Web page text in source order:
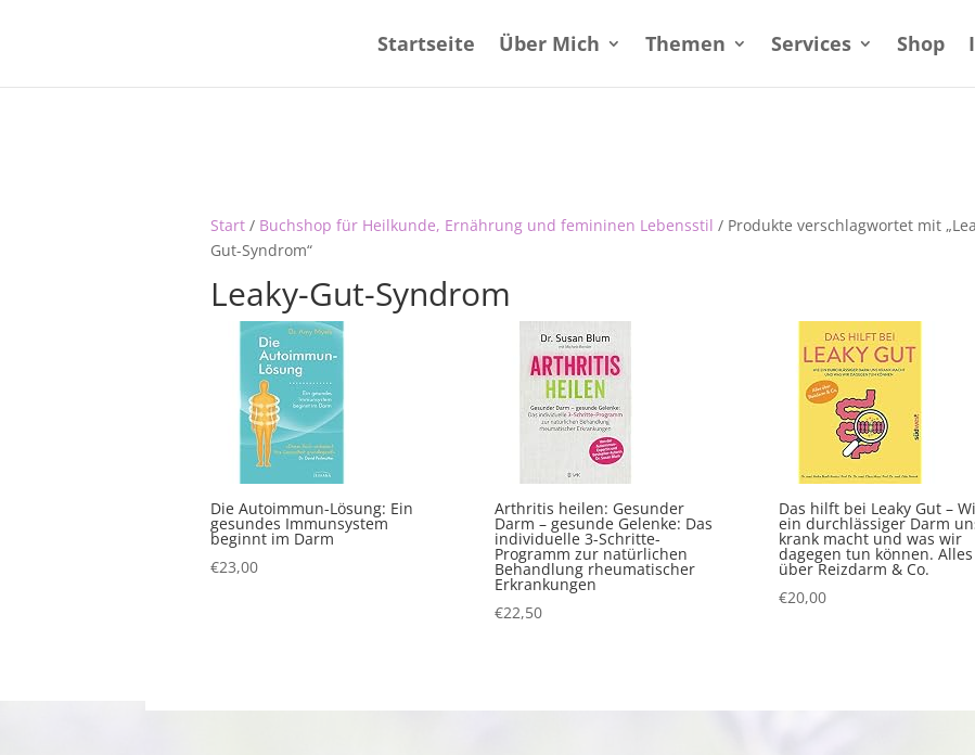
Startseite Über Mich Themen Services Shop
Start/ Buchshop für Heilkunde, Ernährung und femininen Lebensstil / Produkte verschlagwortet mit
Gut-Syndrom“
Leaky-Gut-Syndrom
Die Autoimmun-Lösung: Ein
gesundes Immunsystem
beginnt im Darm
€23,00
Arthritis heilen: Gesunder
Darm – gesunde Gelenke: Das
individuelle 3-Schritte-
Programm zur natürlichen
Behandlung rheumatischer
Erkrankungen
€22,50
Das hilft bei Leaky Gut –
ein durchlässiger Darm
krank macht und was wir
dagegen tun können. Alles
über Reizdarm & Co.
€20,00